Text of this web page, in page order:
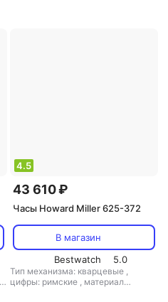
4.5
43 610 ₽
Часы Howard Miller 625-372
В магазин
Bestwatch
5.0
Тип механизма: кварцевые ,
цифры: римские , материал